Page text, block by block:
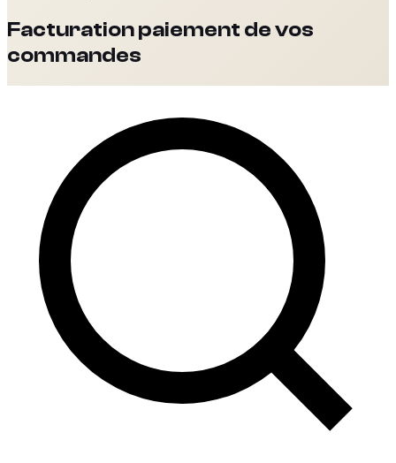
Facturation paiement de vos
commandes